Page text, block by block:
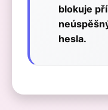
blokuje
hesla.